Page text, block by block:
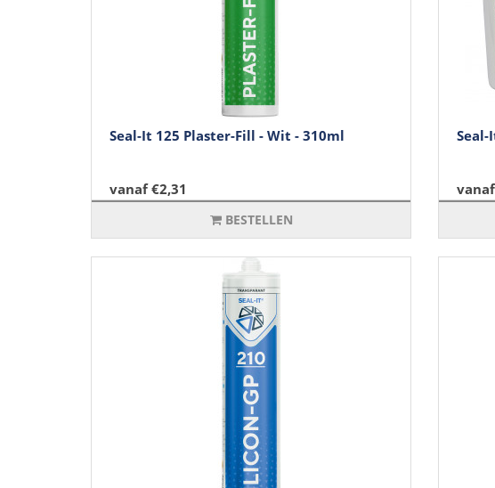
Seal-It 125 Plaster-Fill - Wit - 310ml
vanaf €2,31
BESTELLEN